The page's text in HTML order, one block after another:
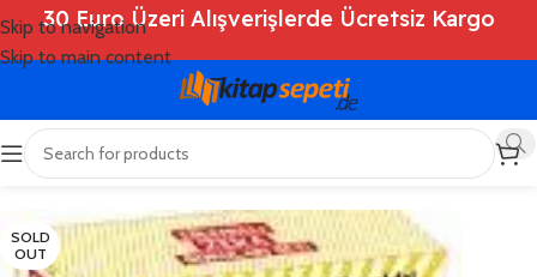
Skip to navigation
Skip to main content
30 Euro Üzeri Alışverişlerde Ücretsiz Kargo
Ana Sayfa Shop
SOLD
OUT